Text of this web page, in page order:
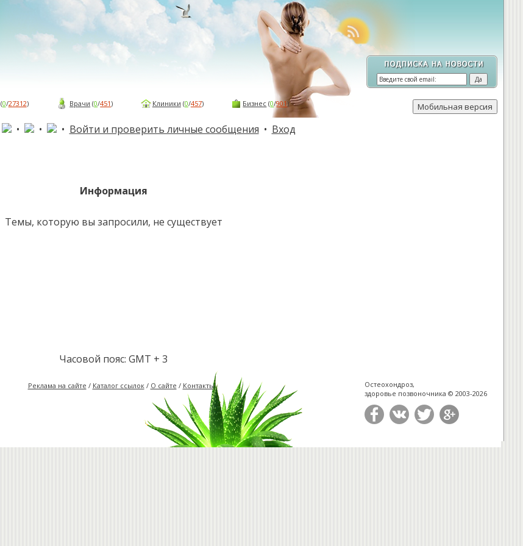
(0/27312) Врачи (0/451) Клиники (0/457) Бизнес (0/901)
• • • Войти и проверить личные сообщения • Вход
Информация
Темы, которую вы запросили, не существует
Часовой пояс: GMT + 3
Остеохондроз,
здоровье позвоночника © 2003-2026
Реклама на сайте / Каталог ссылок/ О сайте / Контакты